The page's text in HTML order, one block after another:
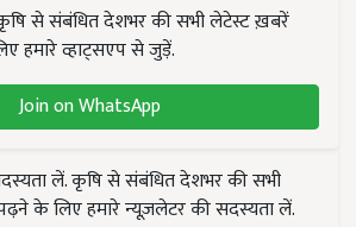
से संबंधित देशभर की सभी लेटेस्ट ख़बरें
हमारे व्हाट्सएप से जुड़ें.
Join on WhatsApp
लें. कृषि से संबंधित देशभर की सभी
के लिए हमारे न्यूज़लेटर की सदस्यता लें.